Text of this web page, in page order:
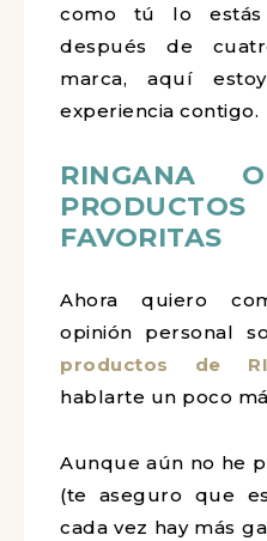
como tú lo estás
después de
marca, aquí
experiencia contigo.
RINGANA
FAVORITAS
Ahora quiero
opinión personal
productos de
hablarte un poco
Aunque aún no he
(te aseguro que
cada vez hay más